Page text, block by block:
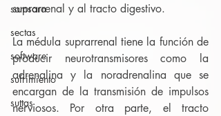
samsara
sectas
software
sufrimiento
suttas
suprarrenal y al tracto digestivo.
La médula suprarrenal tiene la función de
producir neurotransmisores como la
adrenalina y la noradrenalina que se
encargan de la transmisión de impulsos
nerviosos. Por otra parte, el tracto